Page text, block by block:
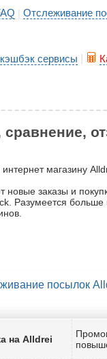
| Отслеживание
сервисы
сравнение,
магазину
заказы и
Разумеется
посылок
на Alldrei